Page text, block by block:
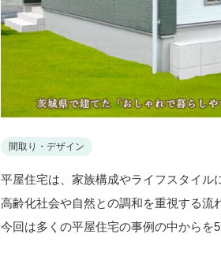
間取り・デザイン
平屋住宅は、家族構成やライフスタイル
高齢化社会や自然との調和を重視する流
今回は多くの平屋住宅の事例の中からを5